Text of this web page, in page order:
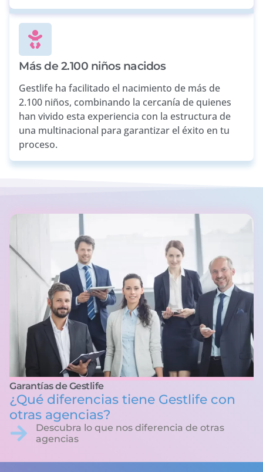
Más de 2.100 niños nacidos
Gestlife ha facilitado el nacimiento de más de
2.100 niños, combinando la cercanía de quienes
han vivido esta experiencia con la estructura de
una multinacional para garantizar el éxito en tu
proceso.
Garantías de Gestlife
¿Qué diferencias tiene Gestlife con
otras agencias?
Descubra lo que nos diferencia de otras
agencias